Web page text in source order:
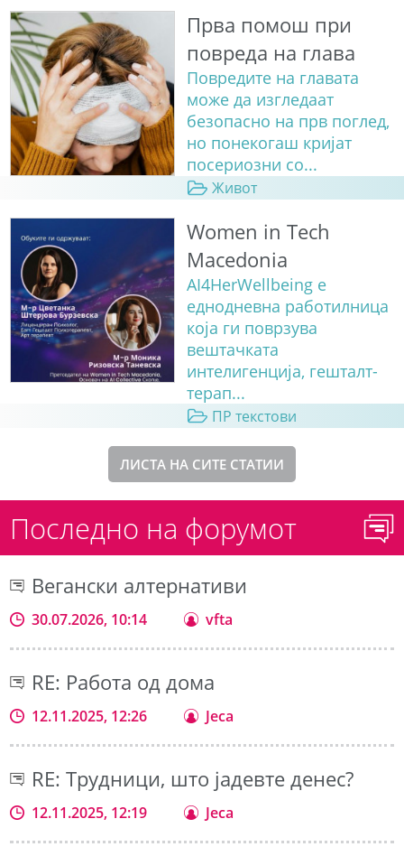
Прва помош при
повреда на глава
Повредите на главата
може да изгледаат
безопасно на прв поглед,
но понекогаш кријат
посериозни со...
Живот
Women in Tech
Macedonia
AI4HerWellbeing е
еднодневна работилница
која ги поврзува
вештачката
интелигенција, гешталт-
терап...
ПР текстови
ЛИСТА НА СИТЕ СТАТИИ
Последно на форумот
Вегански алтернативи
30.07.2026, 10:14 vfta
RE: Работа од дома
12.11.2025, 12:26 Jeca
RE: Трудници, што јадевте денес?
12.11.2025, 12:19 Jeca